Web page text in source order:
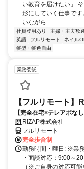
い教育を届けたい」
形にしていく仕事で
いながら...
社員登用あり 主婦・主夫歓
英語
フルリモート ネイル
髪型・髪色自由
業務委託
【フルリモート
【完全在宅×テレアポな
う一つの安心」を。主婦
方以降の数時間だけ」な
す。1件ごとの成果報酬
に。充実のサポート体制
RIZAP株式会社
フルリモート
完全歩合制
勤務時間・曜日: ※業
・面談対応：9:00～
（※ご自身の対応可